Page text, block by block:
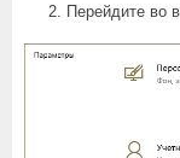
Перейдите во